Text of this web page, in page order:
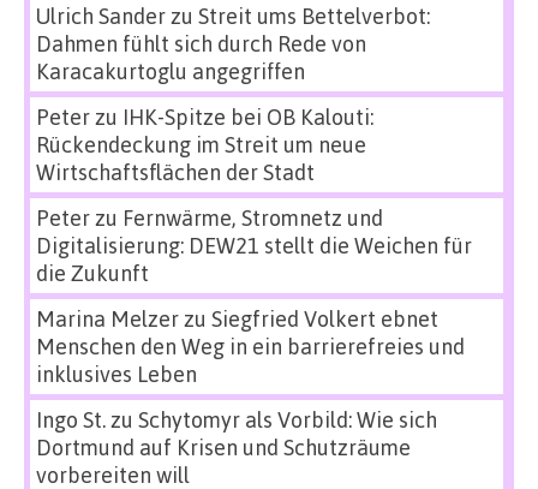
Ulrich Sanderzu Streit ums Bettelverbot:
Dahmen fühlt sich durch Rede von
Karacakurtoglu angegriffen
Peterzu IHK-Spitze bei OB Kalouti:
Rückendeckung im Streit um neue
Wirtschaftsflächen der Stadt
Peterzu Fernwärme, Stromnetz und
Digitalisierung: DEW21 stellt die Weichen für
die Zukunft
Marina Melzerzu Siegfried Volkert ebnet
Menschen den Weg in ein barrierefreies und
inklusives Leben
Ingo St.zu Schytomyr als Vorbild: Wie sich
Dortmund auf Krisen und Schutzräume
vorbereiten will